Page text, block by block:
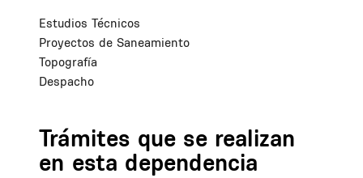
Estudios Técnicos
Proyectos de Saneamiento
Topografía
Despacho
Trámites que se realizan
en esta dependencia